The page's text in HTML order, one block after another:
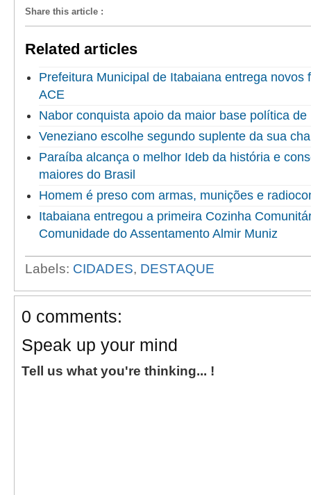
Share this article :
Related articles
Prefeitura Municipal de Itabaiana entrega novos
ACE
Nabor conquista apoio da maior base política de
Veneziano escolhe segundo suplente da sua
Paraíba alcança o melhor Ideb da história e
maiores do Brasil
Homem é preso com armas, munições e
Itabaiana entregou a primeira Cozinha
Comunidade do Assentamento Almir Muniz
Labels: CIDADES, DESTAQUE
0 comments:
Speak up your mind
Tell us what you're thinking... !